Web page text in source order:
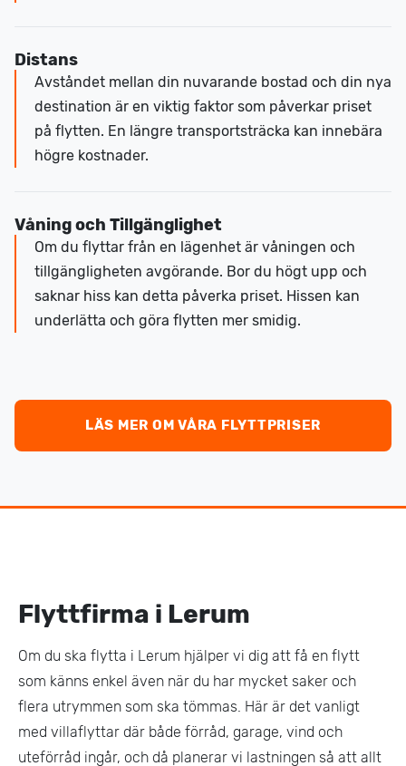
Distans
Avståndet mellan din nuvarande bostad och din nya
destination är en viktig faktor som påverkar priset
på flytten. En längre transportsträcka kan innebära
högre kostnader.
Våning och Tillgänglighet
Om du flyttar från en lägenhet är våningen och
tillgängligheten avgörande. Bor du högt upp och
saknar hiss kan detta påverka priset. Hissen kan
underlätta och göra flytten mer smidig.
LÄS MER OM VÅRA FLYTTPRISER
Flyttfirma i Lerum
Om du ska flytta i Lerum hjälper vi dig att få en flytt
som känns enkel även när du har mycket saker och
flera utrymmen som ska tömmas. Här är det vanligt
med villaflyttar där både förråd, garage, vind och
uteförråd ingår, och då planerar vi lastningen så att allt